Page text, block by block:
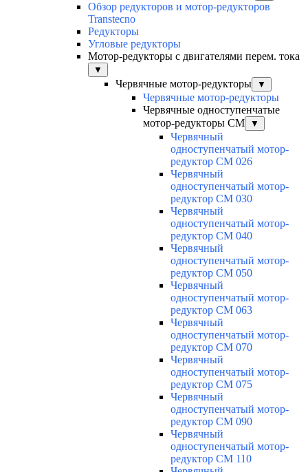
Обзор редукторов и мотор-редукторов
Transtecno
Редукторы
Угловые редукторы
Мотор-редукторы с двигателями перем. тока
▼
Червячные мотор-редукторы ▼
Червячные мотор-редукторы
Червячные одноступенчатые
мотор-редукторы CM
▼
Червячный
одноступенчатый мотор-
редуктор CM 026
Червячный
одноступенчатый мотор-
редуктор CM 030
Червячный
одноступенчатый мотор-
редуктор CM 040
Червячный
одноступенчатый мотор-
редуктор CM 050
Червячный
одноступенчатый мотор-
редуктор CM 063
Червячный
одноступенчатый мотор-
редуктор CM 070
Червячный
одноступенчатый мотор-
редуктор CM 075
Червячный
одноступенчатый мотор-
редуктор CM 090
Червячный
одноступенчатый мотор-
редуктор CM 110